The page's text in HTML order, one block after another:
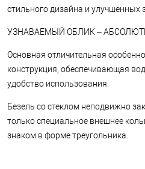
стильного дизайна и улучшенных
УЗНАВАЕМЫЙ ОБЛИК –
Основная отличительная
конструкция, обеспечивающая
удобство использования.
Безель со стеклом неподвижно
только специальное внешнее
знаком в форме треугольника.